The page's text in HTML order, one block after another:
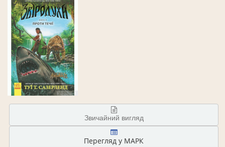
Звичайний вигляд
Перегляд у МАРК